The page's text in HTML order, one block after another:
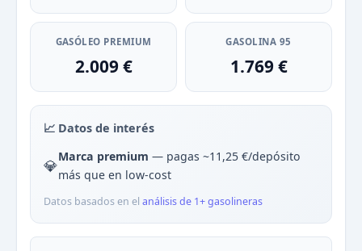
GASÓLEO PREMIUM
2.009 €
GASOLINA 95
1.769 €
📈 Datos de interés
💎Marca premium — pagas ~11,25 €/depósito
más que en low-cost
Datos basados en el análisis de 1+ gasolineras